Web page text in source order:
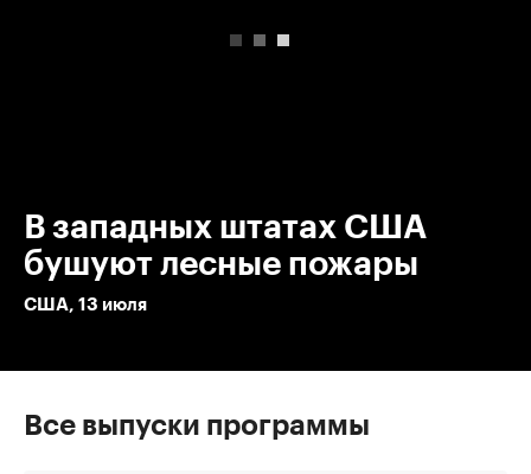
В западных штатах США
бушуют лесные пожары
США, 13 июля
Все выпуски программы